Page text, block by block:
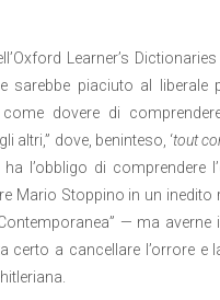
Learner’s
sarebbe piaciuto al liberale
come dovere di
altri,” dove, beninteso, ‘tout
ha l’obbligo di comprendere
Mario Stoppino in un inedito
— ma averne
certo a cancellare l’orrore e